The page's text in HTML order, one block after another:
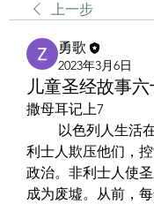
上一步
勇歌
2023年3月6日
儿童圣经故事
撒母耳记上7
以色列人生活在
利士人欺压他们，
政治。非利士人使
成为废墟。从前，